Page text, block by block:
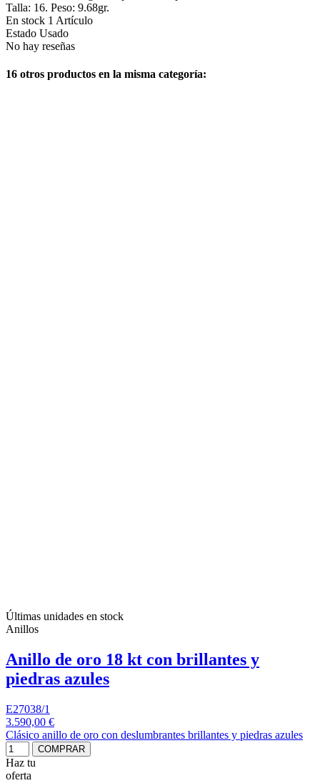
Talla: 16. Peso: 9.68gr.
En stock 1 Artículo
Estado Usado
No hay reseñas
16 otros productos en la misma categoría:
Últimas unidades en stock
Anillos
Anillo de oro 18 kt con brillantes y
piedras azules
E27038/1
3.590,00 €
Clásico anillo de oro con deslumbrantes brillantes y piedras azules
COMPRAR
Haz tu
oferta